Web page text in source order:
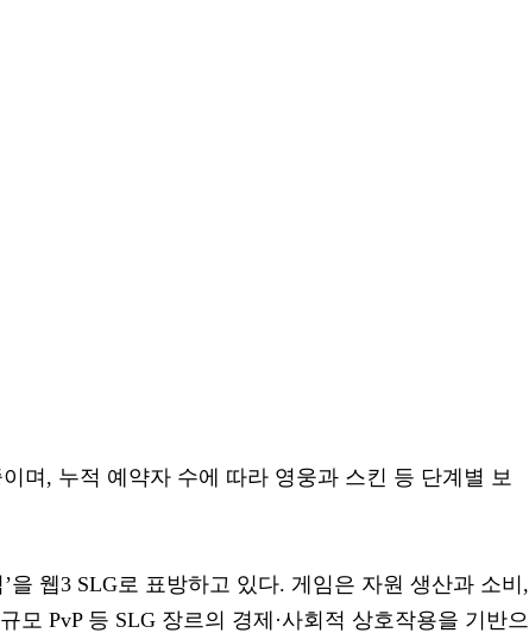
며, 누적 예약자 수에 따라 영웅과 스킨 등 단계별 보
을 웹3 SLG로 표방하고 있다. 게임은 자원 생산과 소비,
모 PvP 등 SLG 장르의 경제·사회적 상호작용을 기반으